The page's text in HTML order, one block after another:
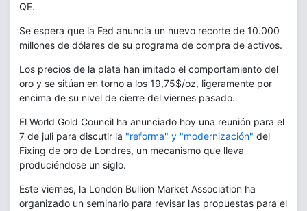
QE.
Se espera que la Fed anuncia un nuevo recorte de 10.000
millones de dólares de su programa de compra de activos.
Los precios de la plata han imitado el comportamiento del
oro y se sitúan en torno a los 19,75$/oz, ligeramente por
encima de su nivel de cierre del viernes pasado.
El World Gold Council ha anunciado hoy una reunión para el
7 de juli para discutir la "reforma" y "modernización" del
Fixing de oro de Londres, un mecanismo que lleva
produciéndose un siglo.
Este viernes, la London Bullion Market Association ha
organizado un seminario para revisar las propuestas para el